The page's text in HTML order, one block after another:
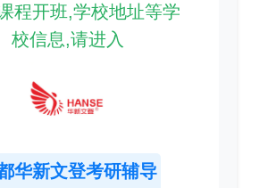
程开班,学校地址等学
校信息,请进入
华新文登考研辅导